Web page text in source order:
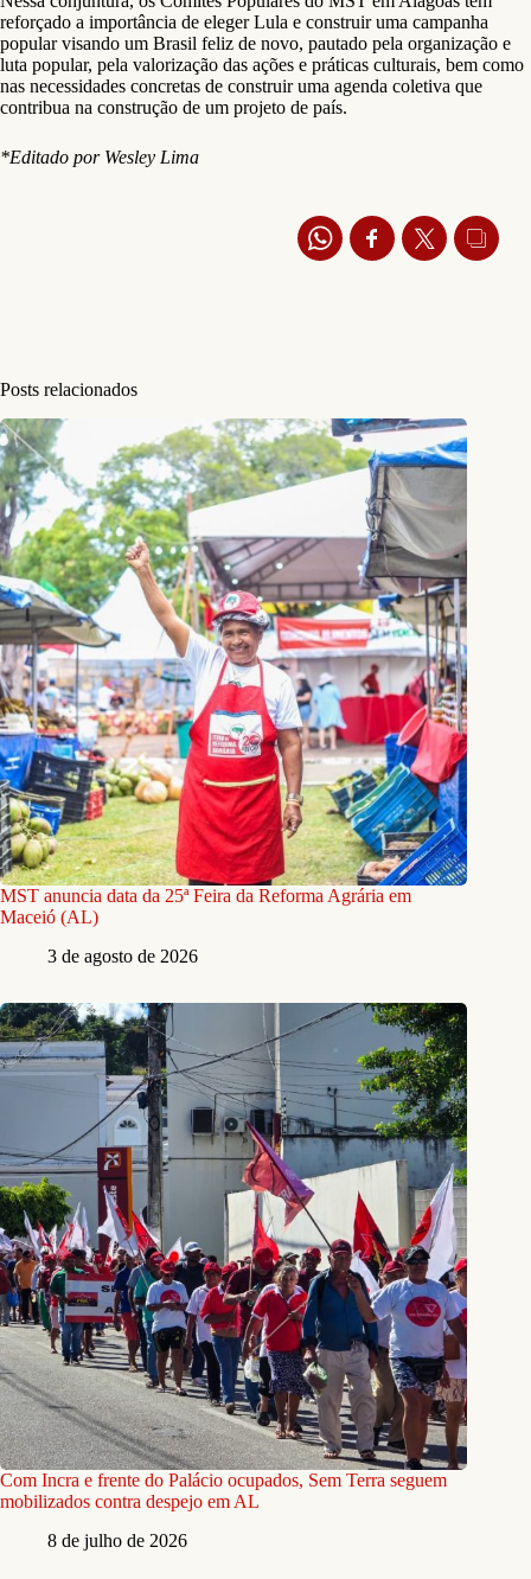
reforçado a importância de eleger Lula e construir uma campanha
popular visando um Brasil feliz de novo, pautado pela organização e
luta popular, pela valorização das ações e práticas culturais, bem como
nas necessidades concretas de construir uma agenda coletiva que
contribua na construção de um projeto de país.
*Editado por Wesley Lima
Posts relacionados
MST anuncia data da 25ª Feira da Reforma Agrária em
Maceió (AL)
3 de agosto de 2026
Com Incra e frente do Palácio ocupados, Sem Terra seguem
mobilizados contra despejo em AL
8 de julho de 2026